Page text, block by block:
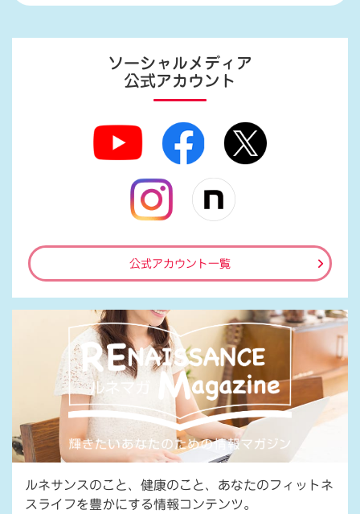
ソーシャルメディア
公式アカウント
公式アカウント一覧
ルネサンスのこと、健康のこと、あなたのフィットネ
スライフを豊かにする情報コンテンツ。